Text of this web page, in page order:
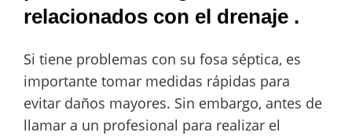
relacionados con el drenaje .
Si tiene problemas con su fosa séptica, es
importante tomar medidas rápidas para
evitar daños mayores. Sin embargo, antes de
llamar a un profesional para realizar el